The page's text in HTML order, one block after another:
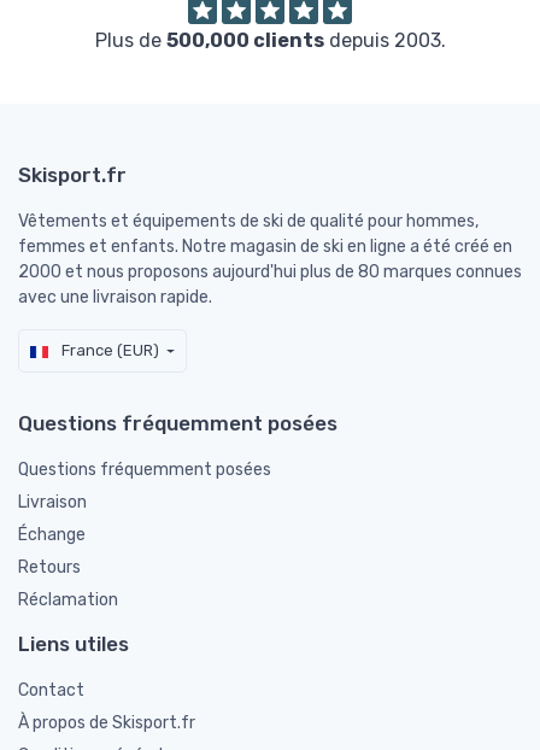
Plus de 500,000 clientsdepuis 2003.
Skisport.fr
Vêtements et équipements de ski de qualité pour hommes,
femmes et enfants. Notre magasin de ski en ligne a été créé en
2000 et nous proposons aujourd'hui plus de 80 marques connues
avec une livraison rapide.
France (EUR)
Questions fréquemment posées
Questions fréquemment posées
Livraison
Échange
Retours
Réclamation
Liens utiles
Contact
À propos de Skisport.fr